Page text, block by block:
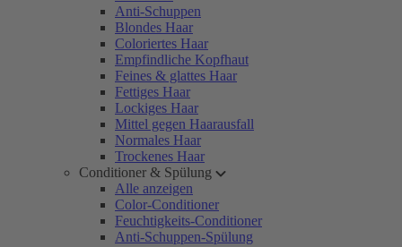
Anti-Schuppen
Blondes Haar
Coloriertes Haar
Empfindliche Kopfhaut
Feines & glattes Haar
Fettiges Haar
Lockiges Haar
Mittel gegen Haarausfall
Normales Haar
Trockenes Haar
Conditioner & Spülung
Alle anzeigen
Color-Conditioner
Feuchtigkeits-Conditioner
Anti-Schuppen-Spülung